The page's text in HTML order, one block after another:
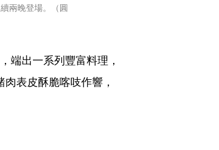
兩晚登場。（圓
端出一系列豐富料理，
表皮酥脆喀吱作響，